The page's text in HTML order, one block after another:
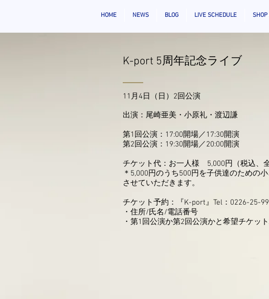
HOME NEWS BLOG LIVE SCHEDULE
K-port 5周年記念ライブ
11月4日（日）2回公演
出演：尾崎亜美・小原礼・渡辺謙
第1回公演：17:00開場／17:30開演
第2回公演：19:30開場／20:00開演
チケット代：お一人様 5,000円（税込、全
＊5,000円のうち500円を子供達のための
させていただきます。
チケット予約：『K-port』Tel：0226-25-
・住所/氏名/電話番号
・第1回公演か第2回公演かと希望チケッ